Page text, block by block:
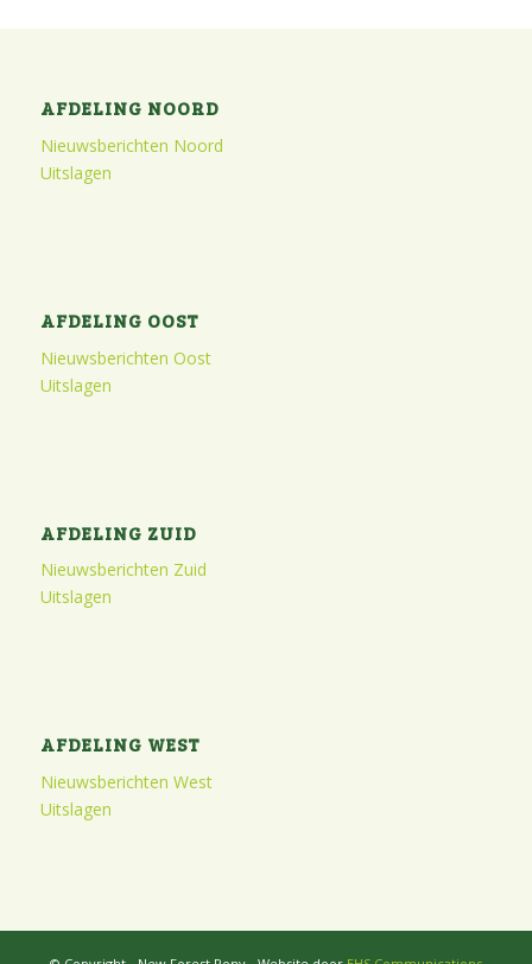
AFDELING NOORD
Nieuwsberichten Noord
Uitslagen
AFDELING OOST
Nieuwsberichten Oost
Uitslagen
AFDELING ZUID
Nieuwsberichten Zuid
Uitslagen
AFDELING WEST
Nieuwsberichten West
Uitslagen